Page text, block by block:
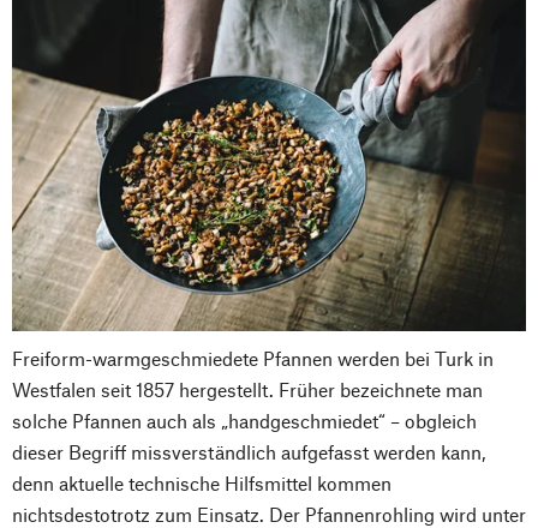
Freiform-warmgeschmiedete Pfannen werden bei Turk in
Westfalen seit 1857 hergestellt. Früher bezeichnete man
solche Pfannen auch als „handgeschmiedet“ – obgleich
dieser Begriff missverständlich aufgefasst werden kann,
denn aktuelle technische Hilfsmittel kommen
nichtsdestotrotz zum Einsatz. Der Pfannenrohling wird unter